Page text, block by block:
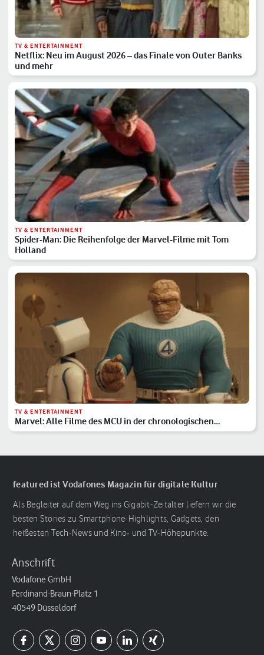
TV & ENTERTAINMENT
Netflix: Neu im August 2026 – das Finale von Outer Banks
und mehr
TV & ENTERTAINMENT
Spider-Man: Die Reihenfolge der Marvel-Filme mit Tom
Holland
TV & ENTERTAINMENT
Marvel: Alle Filme des MCU in der chronologischen
Reihenfolge
featured ist Vodafones Magazin für digitale Kultur
Als Begleiter auf dem Weg ins Gigabit-Zeitalter liefern wir die
besten Stories zu Smartphone-Highlights, Gadgets, den
heißesten Tech-News und Kino- und TV-Höhepunkte.
Anschrift
Vodafone GmbH
Ferdinand-Braun-Platz 1
40549 Düsseldorf